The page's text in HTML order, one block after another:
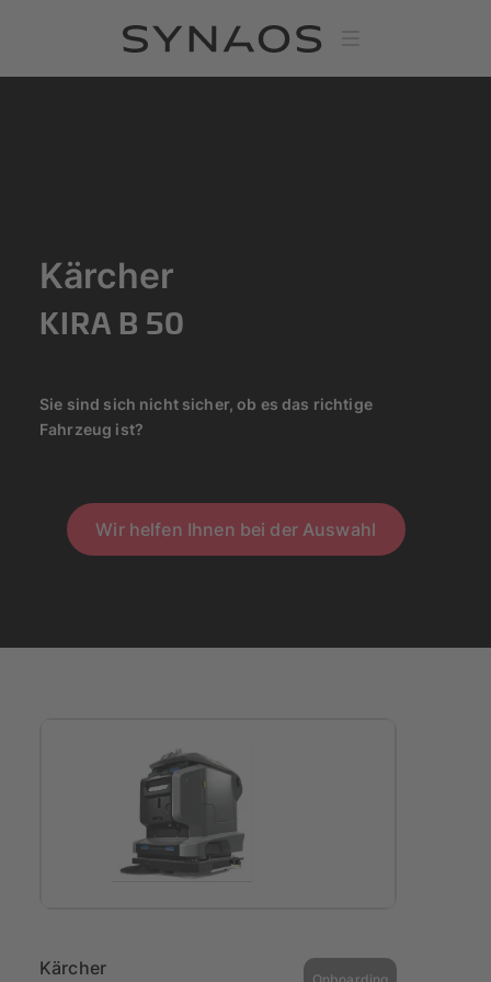
Kärcher
KIRA B 50
Sie sind sich nicht sicher, ob es das richtige
Fahrzeug ist?
Wir helfen Ihnen bei der Auswahl
Kärcher